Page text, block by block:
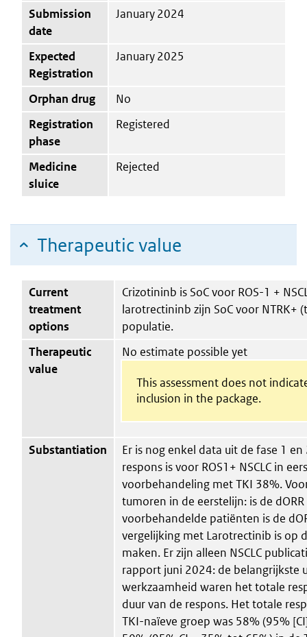
Submission
date
January 2024
Expected
Registration
January 2025
Orphan drug
No
Registration
phase
Registered
Medicine
sluice
Rejected
Therapeutic value
Current
treatment
options
Crizotininb is SoC voor ROS-1 +
larotrectininb zijn SoC voor NTRK+
populatie.
Therapeutic
value
No estimate possible yet
This assessment does not
inclusion in the package.
Substantiation
Er is nog enkel data uit de fase 1
respons is voor ROS1+ NSCLC in
voorbehandeling met TKI 38%.
tumoren in de eerstelijn: is de
voorbehandelde patiënten is de
vergelijking met Larotrectinib is op
maken. Er zijn alleen NSCLC
rapport juni 2024: de belangrijkste
werkzaamheid waren het totale
duur van de respons. Het totale
TKI-naïeve groep was 58% (95%